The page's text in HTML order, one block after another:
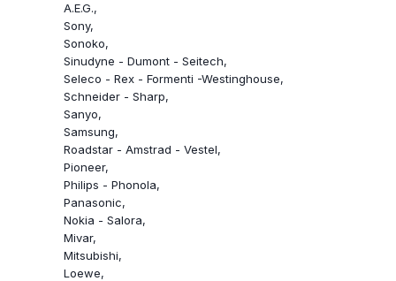
A.E.G.
Sony
Sonoko
Sinudyne - Dumont - Seitech
Seleco - Rex - Formenti -Westinghouse
Schneider - Sharp
Sanyo
Samsung
Roadstar - Amstrad - Vestel
Pioneer
Philips - Phonola
Panasonic
Nokia - Salora
Mivar
Mitsubishi
Loewe